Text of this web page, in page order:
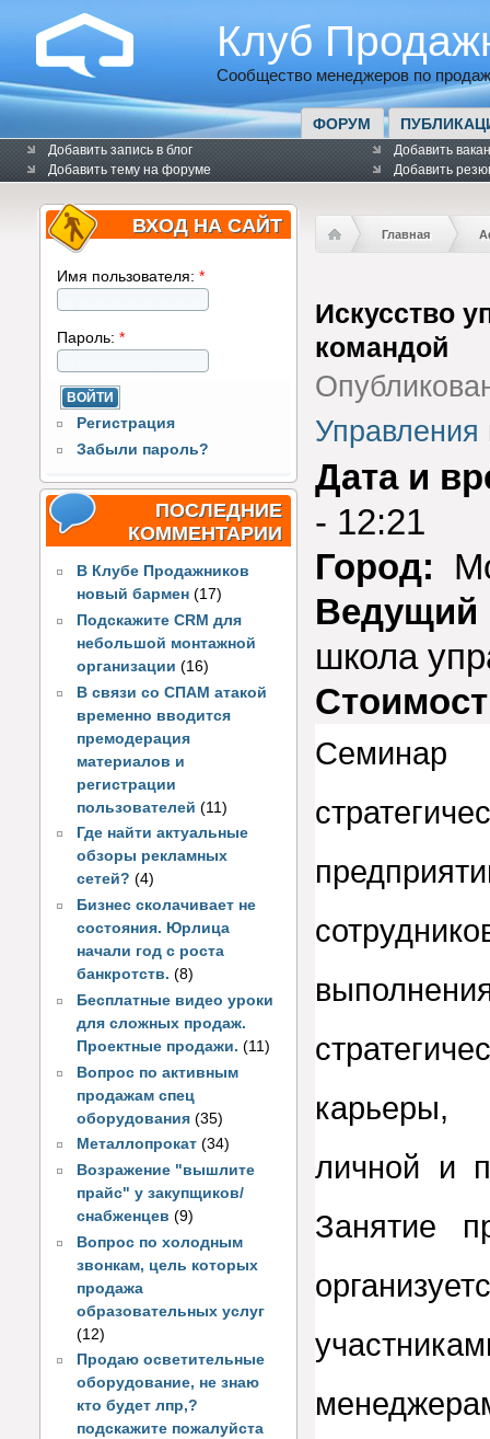
Клуб
Сообщество менеджеров по
ФОРУМ
Добавить запись в блог
Добавить тему на форуме
Добавить
Добавить
ВХОД НА САЙТ
Имя пользователя: *
Пароль: *
Регистрация
Забыли пароль?
ПОСЛЕДНИЕ
КОММЕНТАРИИ
В Клубе Продажников
новый бармен (17)
Подскажите CRM для
небольшой монтажной
организации (16)
В связи со СПАМ атакой
временно вводится
премодерация
материалов и
регистрации
пользователей(11)
Где найти актуальные
обзоры рекламных
сетей? (4)
Бизнес сколачивает не
состояния. Юрлица
начали год с роста
банкротств. (8)
Бесплатные видео уроки
для сложных продаж.
Проектные продажи. (11)
Вопрос по активным
продажам спец
оборудования (35)
Металлопрокат (34)
Возражение "вышлите
прайс" у закупщиков/
снабженцев (9)
Вопрос по холодным
звонкам, цель которых
продажа
образовательных услуг
(12)
Продаю осветительные
оборудование, не знаю
кто будет лпр,?
подскажите пожалуйста
Главная
Искусство
командой
Управления
Дата и
- 12:21
Город:
Ведущий
школа
карьеры,
личной и
Занятие